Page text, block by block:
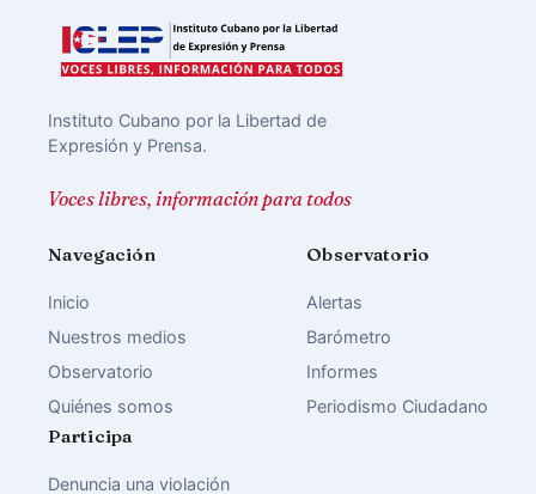
Instituto Cubano por la Libertad de
Expresión y Prensa.
Voces libres, información para todos
Navegación
Inicio
Nuestros medios
Observatorio
Quiénes somos
Observatorio
Alertas
Barómetro
Informes
Periodismo Ciudadano
Participa
Denuncia una violación